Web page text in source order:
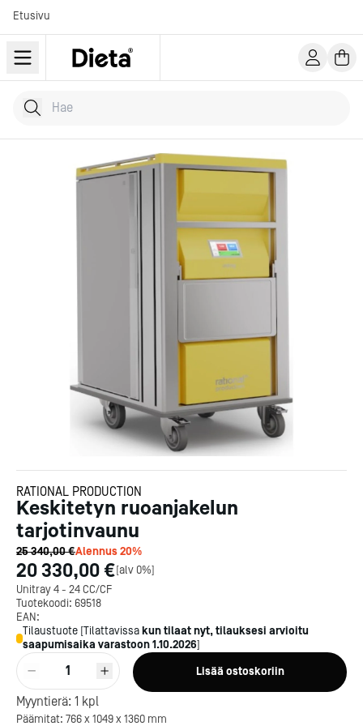
Etusivu
Hae tuotteita
Kirjoita hakusana...
RATIONAL PRODUCTION
Keskitetyn ruoanjakelun
tarjotinvaunu
25 340,00 €Alennus20%
20 330,00 €[alv 0%]
Unitray 4 - 24 CC/CF
Tuotekoodi: 69518
EAN:
Tilaustuote [Tilattavissa kun tilaat nyt, tilauksesi arvioitu
saapumisaika varastoon1.10.2026]
1 Lisää ostoskoriin
Myyntierä: 1 kpl
Päämitat: 766 x 1049 x 1360 mm